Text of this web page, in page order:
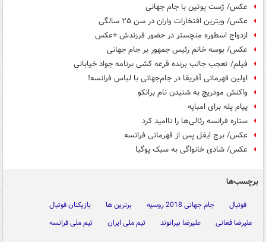
عکس/ ژست پوتین با جام جهانی
عکس/ ویترین افتخارات واران در سن ۲۵ سالگی
ازدواج اسطوره منچستر در حضور فرزندش +عکس
عکس/ بوسه خانم رئیس جمهور بر جام جهانی
فیلم/ تعجب جالب برنده قرعه کشی برنامه جواد خیابانی
اولین قهرمانی آفریقا در جام‌جهانی با لباس فرانسه!
واکنش مودریچ به شنیدن نام برانکو
پیام پله برای امباپه
ستاره فرانسه رئالی‌ها را ناامید کرد
عکس/ برج ایفل پس از قهرمانی فرانسه
عکس/ شادی خانواگی به سبک پوگبا
برچسب‌ها
فوتبال جام جهانی 2018 روسیه برترین ها
بازیکنان فوتبال
علیرضا فغانی
علیرضا بیرانوند تیم ملی ایران تیم ملی فرانسه